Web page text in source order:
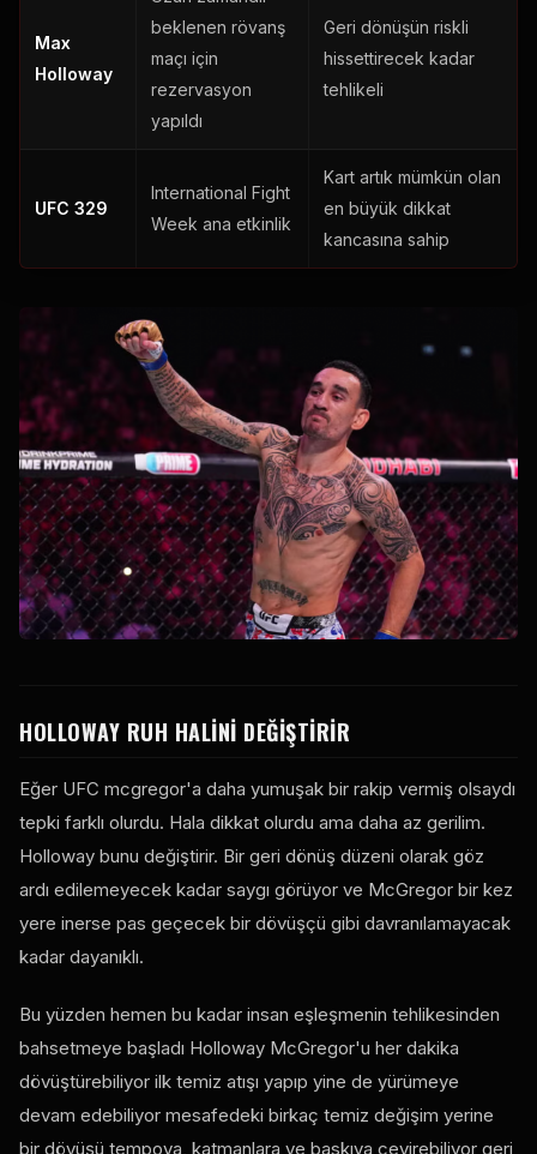
Max
Holloway
beklenen rövanş
maçı için
rezervasyon
yapıldı
Geri dönüşün riskli
hissettirecek kadar
tehlikeli
UFC 329
International Fight
Week ana etkinlik
Kart artık mümkün olan
en büyük dikkat
kancasına sahip
HOLLOWAY RUH HALINI DEĞIŞTIRIR
Eğer UFC mcgregor'a daha yumuşak bir rakip vermiş olsaydı
tepki farklı olurdu. Hala dikkat olurdu ama daha az gerilim.
Holloway bunu değiştirir. Bir geri dönüş düzeni olarak göz
ardı edilemeyecek kadar saygı görüyor ve McGregor bir kez
yere inerse pas geçecek bir dövüşçü gibi davranılamayacak
kadar dayanıklı.
Bu yüzden hemen bu kadar insan eşleşmenin tehlikesinden
bahsetmeye başladı Holloway McGregor'u her dakika
dövüştürebiliyor ilk temiz atışı yapıp yine de yürümeye
devam edebiliyor mesafedeki birkaç temiz değişim yerine
bir dövüşü tempoya, katmanlara ve baskıya çevirebiliyor geri